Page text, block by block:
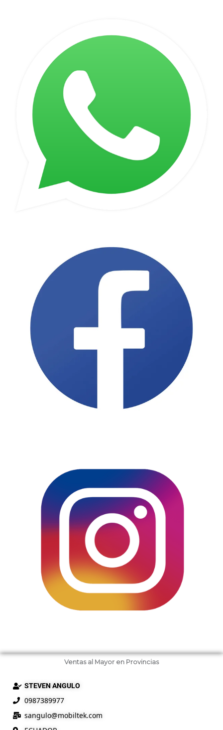
Ventas al Mayor en Provincias
STEVEN ANGULO
0987389977
sangulo@mobiltek.com